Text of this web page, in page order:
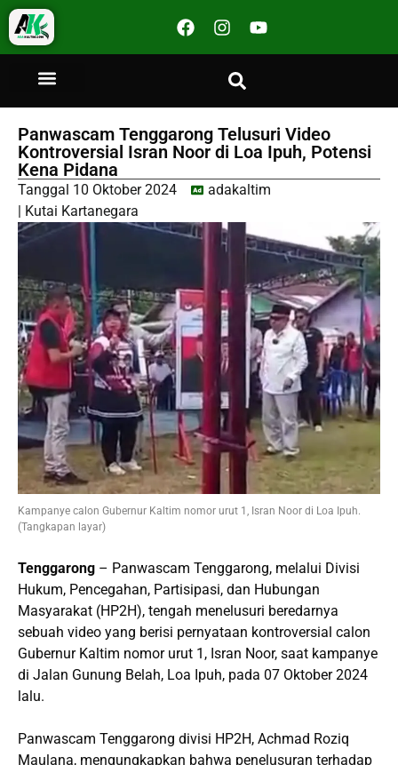
Panwascam Tenggarong Telusuri Video
Kontroversial Isran Noor di Loa Ipuh, Potensi
Kena Pidana
Tanggal 10 Oktober 2024
adakaltim
Kutai Kartanegara
Kampanye calon Gubernur Kaltim nomor urut 1, Isran Noor di Loa Ipuh.
(Tangkapan layar)
Tenggarong – Panwascam Tenggarong, melalui Divisi
Hukum, Pencegahan, Partisipasi, dan Hubungan
Masyarakat (HP2H), tengah menelusuri beredarnya
sebuah video yang berisi pernyataan kontroversial calon
Gubernur Kaltim nomor urut 1, Isran Noor, saat kampanye
di Jalan Gunung Belah, Loa Ipuh, pada 07 Oktober 2024
lalu.
Panwascam Tenggarong divisi HP2H, Achmad Roziq
Maulana, mengungkapkan bahwa penelusuran terhadap